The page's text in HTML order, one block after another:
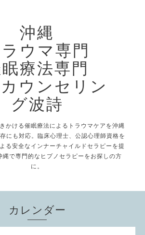
沖縄
ラウマ専門
療法専門
ウンセリン
グ波詩
かける催眠療法によるトラウマケアを沖縄
にも対応。臨床心理士、公認心理師資格を
る安全なインナーチャイルドセラピーを提
縄で専門的なヒプノセラピーをお探しの方
に。
カレンダー